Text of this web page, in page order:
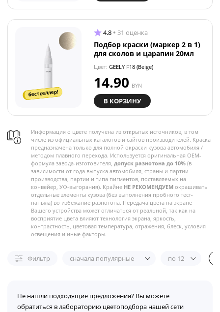
бестселлер!
4.8 31 оценка
Подбор краски (маркер 2 в 1)
для сколов и царапин 20мл
Цвет: GEELY F18 (Beige)
14.90 BYN
В КОРЗИНУ
Информация о цвете получена из открытых источников, в том
числе из официальных каталогов и сайтов производителей. Краска
предназначена только для полной окраски кузова автомобиля /
методом плавного перехода. Используется оригинальная OEM-
формула завода-изготовителя, допуск разнотона до 10% (в
зависимости от года выпуска автомобиля, страны и партии
производства, партии и типа пигментов, поставляемых на
конвейер, УФ-выгорания). Крайне НЕ РЕКОМЕНДУЕМ окрашивать
отдельные элементы кузова (без выполнения пробного тест-
напыла) во избежание разнотона. Передача цвета на экране
Вашего устройства может отличаться от реальной, так как на
восприятие цвета влияют технология экрана, яркость,
контрастность, цветовая температура, отражения, блеск, условия
освещения и иные факторы.
Фильтр сначала популярные по 12
Не нашли подходящие предложения? Вы можете
обратиться в лабораторию цветоподбора нашей сети